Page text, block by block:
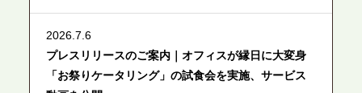
2026.7.6
プレスリリースのご案内｜オフィスが縁日に大変身
「お祭りケータリング」の試食会を実施、サービス